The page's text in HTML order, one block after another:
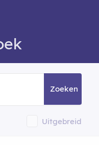
Zoeken
Uitgebreid